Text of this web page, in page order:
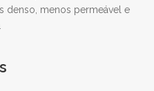
denso, menos permeável e